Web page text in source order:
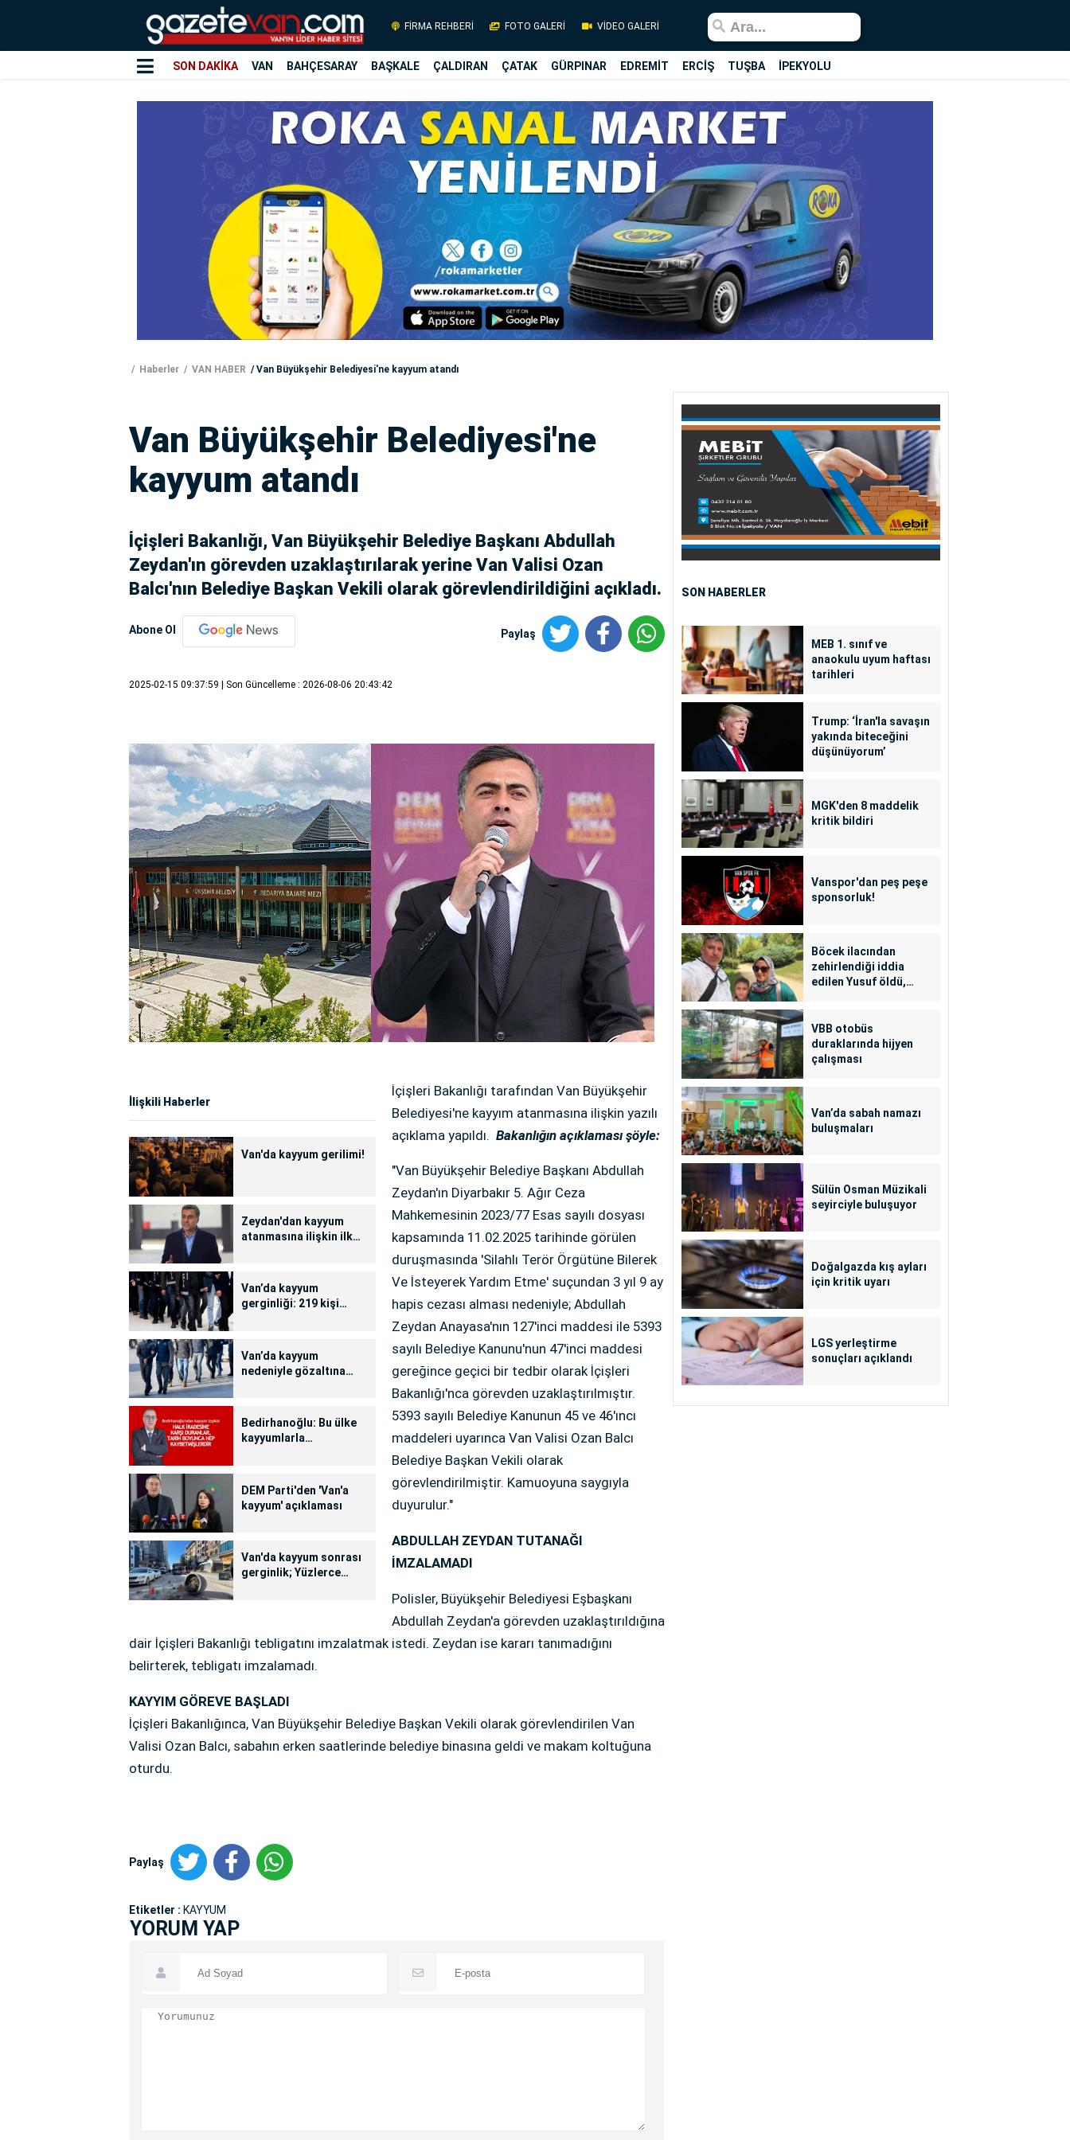
FİRMA REHBERİ FOTO GALERİ VİDEO GALERİ
SON DAKİKA VAN BAHÇESARAY BAŞKALE ÇALDIRAN ÇATAK GÜRPINAR EDREMİT ERCİŞ TUŞBA İPEKYOLU
Haberler VAN HABER Van Büyükşehir Belediyesi'ne kayyum atandı
Van Büyükşehir Belediyesi'ne
kayyum atandı
İçişleri Bakanlığı, Van Büyükşehir Belediye Başkanı Abdullah
Zeydan'ın görevden uzaklaştırılarak yerine Van Valisi Ozan
Balcı'nın Belediye Başkan Vekili olarak görevlendirildiğini açıkladı.
Abone Ol Paylaş
2025-02-15 09:37:59 | Son Güncelleme : 2026-08-06 20:43:42
İlişkili Haberler
Van'da kayyum gerilimi!
Zeydan'dan kayyum
atanmasına ilişkin ilk
Van’da kayyum
gerginliği: 219 kişi
Van’da kayyum
nedeniyle gözaltına
Bedirhanoğlu: Bu ülke
kayyumlarla
DEM Parti'den 'Van'a
kayyum' açıklaması
Van'da kayyum sonrası
gerginlik; Yüzlerce
İçişleri Bakanlığı tarafından Van Büyükşehir
Belediyesi'ne kayyım atanmasına ilişkin yazılı
açıklama yapıldı. Bakanlığın açıklaması şöyle:
"Van Büyükşehir Belediye Başkanı Abdullah
Zeydan'ın Diyarbakır 5. Ağır Ceza
Mahkemesinin 2023/77 Esas sayılı dosyası
kapsamında 11.02.2025 tarihinde görülen
duruşmasında 'Silahlı Terör Örgütüne Bilerek
Ve İsteyerek Yardım Etme' suçundan 3 yıl 9 ay
hapis cezası alması nedeniyle; Abdullah
Zeydan Anayasa'nın 127'inci maddesi ile 5393
sayılı Belediye Kanunu'nun 47'inci maddesi
gereğince geçici bir tedbir olarak İçişleri
Bakanlığı'nca görevden uzaklaştırılmıştır.
5393 sayılı Belediye Kanunun 45 ve 46'ıncı
maddeleri uyarınca Van Valisi Ozan Balcı
Belediye Başkan Vekili olarak
görevlendirilmiştir. Kamuoyuna saygıyla
duyurulur."
ABDULLAH ZEYDAN TUTANAĞI
İMZALAMADI
Polisler, Büyükşehir Belediyesi Eşbaşkanı
Abdullah Zeydan'a görevden uzaklaştırıldığına
dair İçişleri Bakanlığı tebligatını imzalatmak istedi. Zeydan ise kararı tanımadığını
belirterek, tebligatı imzalamadı.
KAYYIM GÖREVE BAŞLADI
İçişleri Bakanlığınca, Van Büyükşehir Belediye Başkan Vekili olarak görevlendirilen Van
Valisi Ozan Balcı, sabahın erken saatlerinde belediye binasına geldi ve makam koltuğuna
oturdu.
Paylaş
Etiketler : KAYYUM
YORUM YAP
SON HABERLER
MEB 1. sınıf ve
anaokulu uyum haftası
tarihleri
Trump: ‘İran'la savaşın
yakında biteceğini
düşünüyorum’
MGK'den 8 maddelik
kritik bildiri
Vanspor'dan peş peşe
sponsorluk!
Böcek ilacından
zehirlendiği iddia
edilen Yusuf öldü,
VBB otobüs
duraklarında hijyen
çalışması
Van’da sabah namazı
buluşmaları
Sülün Osman Müzikali
seyirciyle buluşuyor
Doğalgazda kış ayları
için kritik uyarı
LGS yerleştirme
sonuçları açıklandı